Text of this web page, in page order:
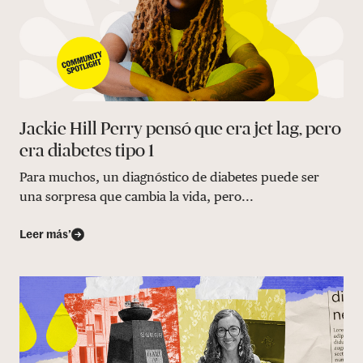
Jackie Hill Perry pensó que era jet lag, pero
era diabetes tipo 1
Para muchos, un diagnóstico de diabetes puede ser
una sorpresa que cambia la vida, pero...
Leer más’